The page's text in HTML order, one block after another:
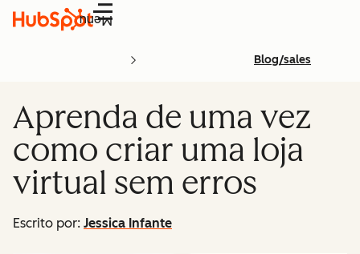
Menu
Blog/sales
Aprenda de uma vez
como criar uma loja
virtual sem erros
Escrito por: Jessica Infante